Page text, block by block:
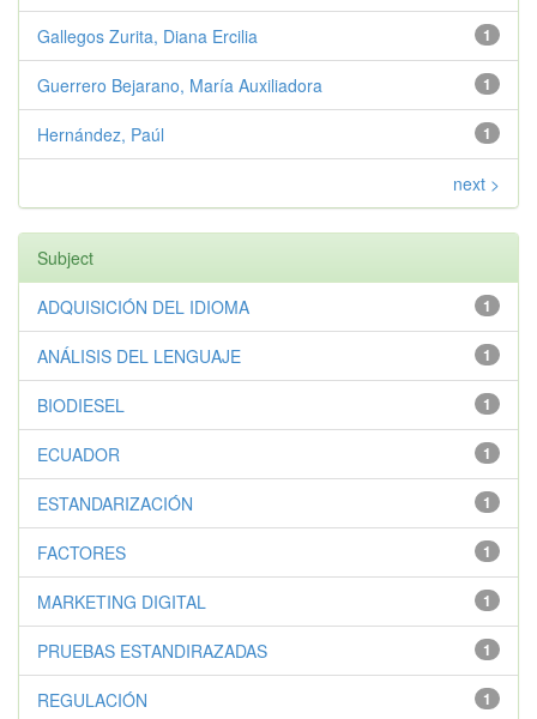
1
Gallegos Zurita, Diana Ercilia
1
Guerrero Bejarano, María Auxiliadora
1
Hernández, Paúl
next >
Subject
1
ADQUISICIÓN DEL IDIOMA
1
ANÁLISIS DEL LENGUAJE
1
BIODIESEL
1
ECUADOR
1
ESTANDARIZACIÓN
1
FACTORES
1
MARKETING DIGITAL
1
PRUEBAS ESTANDIRAZADAS
1
REGULACIÓN